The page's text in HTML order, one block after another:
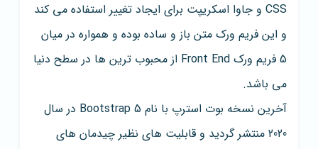
CSS و جاوا اسکریپت برای ایجاد تغییر استفاده می کند
و این فریم ورک متن باز و ساده بوده و همواره در میان
5 فریم ورک Front End از محبوب ترین ها در سطح دنیا
می باشد.
آخرین نسخه بوت استرپ با نام Bootstrap 5 در سال
2020 منتشر گردید و قابلیت های نظیر چیدمان های